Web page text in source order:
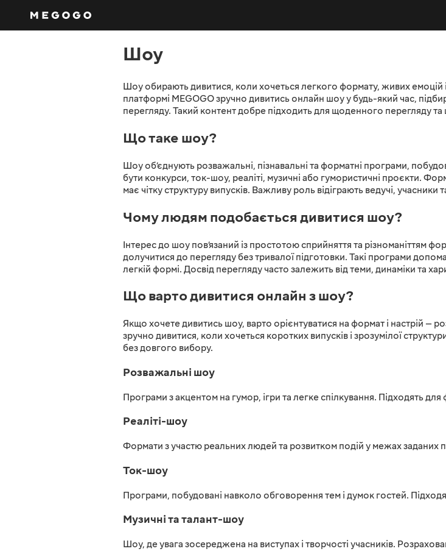
Шоу
Шоу обирають дивитися, коли хочеться легкого формату, живих емоцій
платформі MEGOGO зручно дивитись онлайн шоу у будь-який час,
перегляду. Такий контент добре підходить для щоденного перегляду
Що таке шоу?
Шоу об’єднують розважальні, пізнавальні та форматні програми,
бути конкурси, ток-шоу, реаліті, музичні або гумористичні проєкти.
має чітку структуру випусків. Важливу роль відіграють ведучі, учасники
Чому людям подобається дивитися шоу?
Інтерес до шоу пов’язаний із простотою сприйняття та різноманіттям
долучитися до перегляду без тривалої підготовки. Такі програми
легкій формі. Досвід перегляду часто залежить від теми, динаміки та
Що варто дивитися онлайн з шоу?
Якщо хочете дивитись шоу, варто орієнтуватися на формат і настрій —
зручно дивитися, коли хочеться коротких випусків і зрозумілої
без довгого вибору.
Розважальні шоу
Програми з акцентом на гумор, ігри та легке спілкування. Підходять
Реаліті-шоу
Формати з участю реальних людей та розвитком подій у межах заданих
Ток-шоу
Програми, побудовані навколо обговорення тем і думок гостей.
Музичні та талант-шоу
Шоу, де увага зосереджена на виступах і творчості учасників.